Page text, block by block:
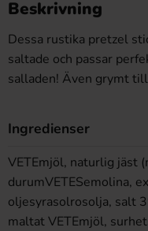
Beskrivning
Dessa rustika pretzel
saltade och passar
salladen! Även grymt
Ingredienser
VETEmjöl, naturlig jäst
durumVETESemolina,
oljesyrasolrosolja, salt
maltat VETEmjöl,